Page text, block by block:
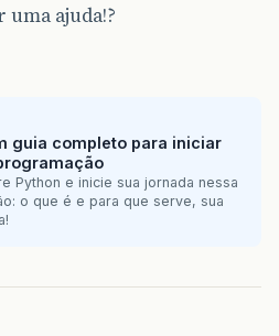
ajuda!?
guia completo para iniciar
Python e inicie sua jornada nessa
o que é e para que serve, sua